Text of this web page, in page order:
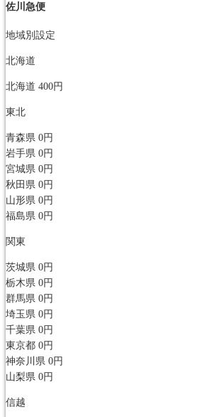
佐川急便
地域別設定
北海道
北海道 400円
東北
青森県 0円
岩手県 0円
宮城県 0円
秋田県 0円
山形県 0円
福島県 0円
関東
茨城県 0円
栃木県 0円
群馬県 0円
埼玉県 0円
千葉県 0円
東京都 0円
神奈川県 0円
山梨県 0円
信越